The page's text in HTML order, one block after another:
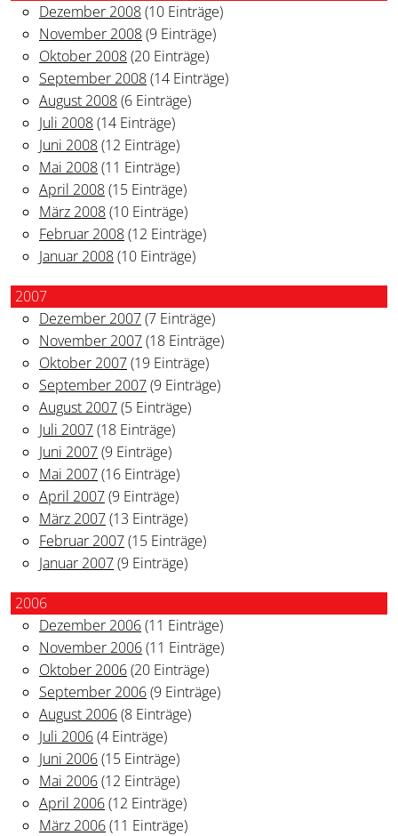
Dezember 2008(10 Einträge)
November 2008(9 Einträge)
Oktober 2008(20 Einträge)
September 2008(14 Einträge)
August 2008(6 Einträge)
Juli 2008(14 Einträge)
Juni 2008(12 Einträge)
Mai 2008(11 Einträge)
April 2008(15 Einträge)
März 2008(10 Einträge)
Februar 2008(12 Einträge)
Januar 2008(10 Einträge)
2007
Dezember 2007(7 Einträge)
November 2007(18 Einträge)
Oktober 2007(19 Einträge)
September 2007(9 Einträge)
August 2007(5 Einträge)
Juli 2007(18 Einträge)
Juni 2007(9 Einträge)
Mai 2007(16 Einträge)
April 2007(9 Einträge)
März 2007(13 Einträge)
Februar 2007(15 Einträge)
Januar 2007(9 Einträge)
2006
Dezember 2006(11 Einträge)
November 2006(11 Einträge)
Oktober 2006(20 Einträge)
September 2006(9 Einträge)
August 2006(8 Einträge)
Juli 2006(4 Einträge)
Juni 2006(15 Einträge)
Mai 2006(12 Einträge)
April 2006(12 Einträge)
März 2006(11 Einträge)